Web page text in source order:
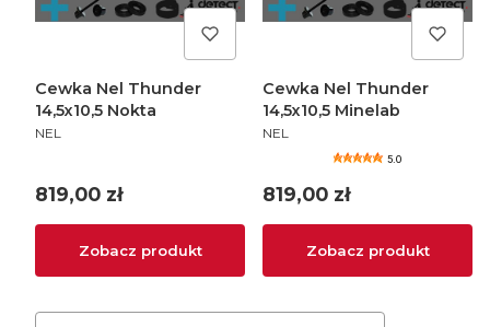
Cewka Nel Thunder
14,5x10,5 Nokta
PRODUCENT
NEL
Cena
819,00 zł
Zobacz produkt
Cewka Nel Thunder
14,5x10,5 Minelab
PRODUCENT
NEL
5.0
Cena
819,00 zł
Zobacz produkt